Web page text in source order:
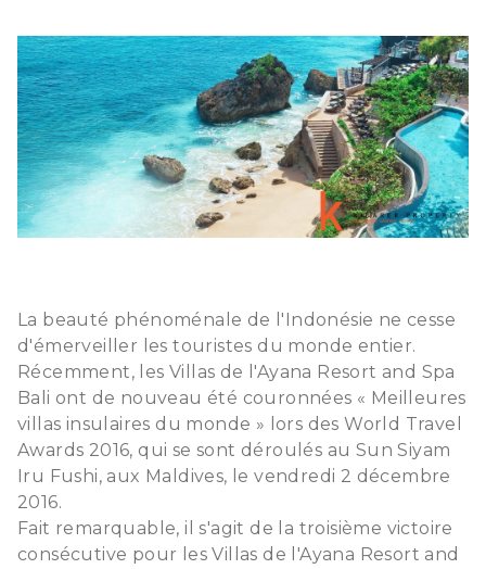
La beauté phénoménale de l'Indonésie ne cesse
d'émerveiller les touristes du monde entier.
Récemment, les Villas de l'Ayana Resort and Spa
Bali ont de nouveau été couronnées « Meilleures
villas insulaires du monde » lors des World Travel
Awards 2016, qui se sont déroulés au Sun Siyam
Iru Fushi, aux Maldives, le vendredi 2 décembre
2016.
Fait remarquable, il s'agit de la troisième victoire
consécutive pour les Villas de l'Ayana Resort and